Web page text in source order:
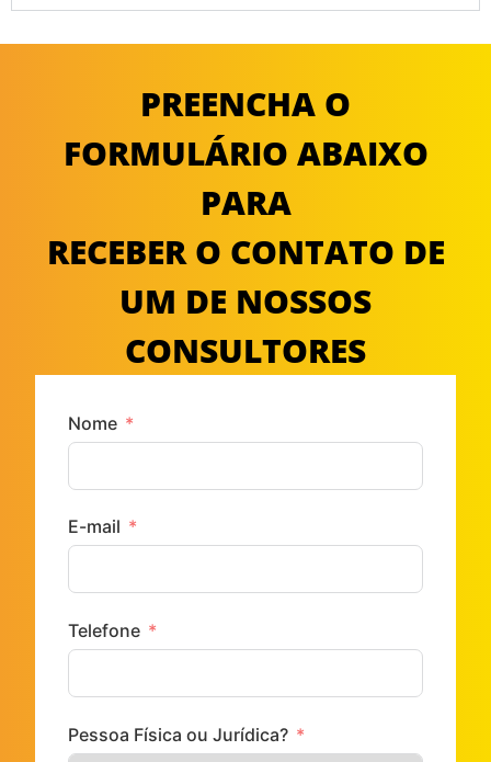
PREENCHA O
FORMULÁRIO ABAIXO
PARA
RECEBER O CONTATO DE
UM DE NOSSOS
CONSULTORES
Nome
E-mail
Telefone
Pessoa Física ou Jurídica?